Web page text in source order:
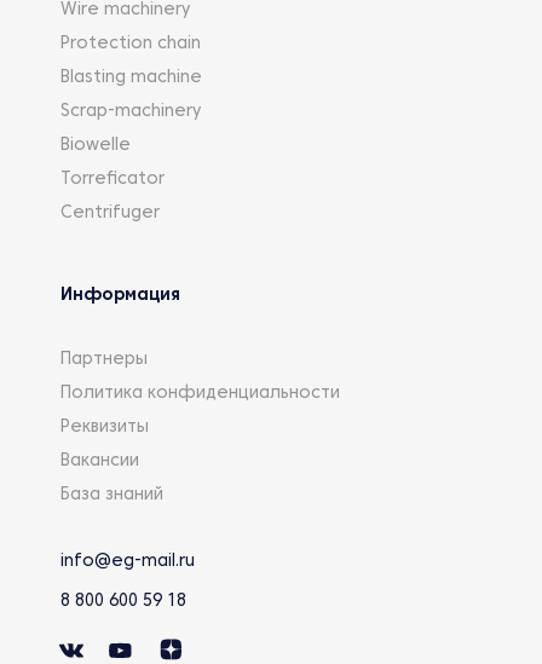
Wire machinery
Protection chain
Blasting machine
Scrap-machinery
Biowelle
Torreficator
Centrifuger
Информация
Партнеры
Политика конфиденциальности
Реквизиты
Вакансии
База знаний
info@eg-mail.ru
8 800 600 59 18